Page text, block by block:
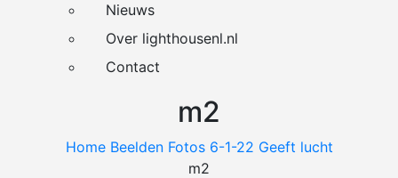
Nieuws
Over lighthousenl.nl
Contact
m2
Home Beelden Fotos 6-1-22 Geeft lucht
m2